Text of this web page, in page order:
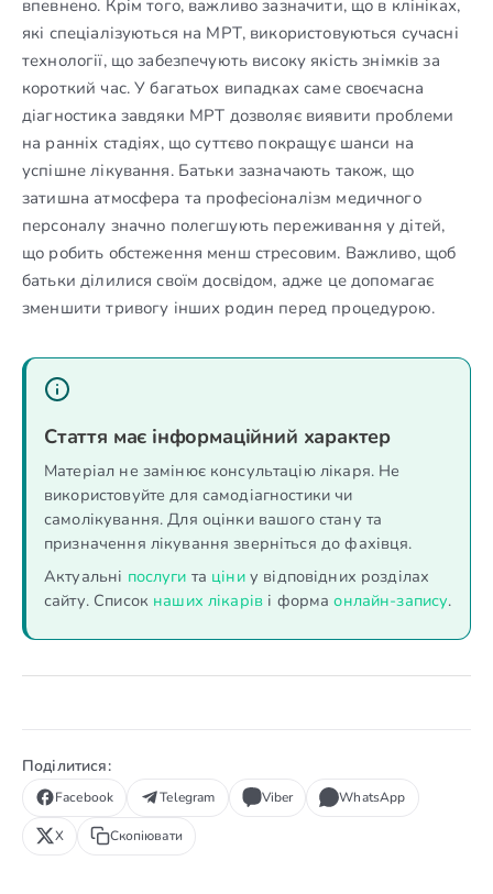
впевнено. Крім того, важливо зазначити, що в клініках,
які спеціалізуються на МРТ, використовуються сучасні
технології, що забезпечують високу якість знімків за
короткий час. У багатьох випадках саме своєчасна
діагностика завдяки МРТ дозволяє виявити проблеми
на ранніх стадіях, що суттєво покращує шанси на
успішне лікування. Батьки зазначають також, що
затишна атмосфера та професіоналізм медичного
персоналу значно полегшують переживання у дітей,
що робить обстеження менш стресовим. Важливо, щоб
батьки ділилися своїм досвідом, адже це допомагає
зменшити тривогу інших родин перед процедурою.
Стаття має інформаційний характер
Матеріал не замінює консультацію лікаря. Не
використовуйте для самодіагностики чи
самолікування. Для оцінки вашого стану та
призначення лікування зверніться до фахівця.
Актуальні послуги та ціниу відповідних розділах
сайту. Список наших лікарів і формаонлайн-запису.
Поділитися:
Facebook Telegram Viber WhatsApp
X Скопіювати